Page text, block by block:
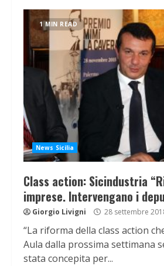
1 MIN READ
News Sicilia
Class action: Sicindustria
imprese. Intervengano i
Giorgio Livigni 28 settembre
“La riforma della class action
Aula dalla prossima settimana
stata concepita per...